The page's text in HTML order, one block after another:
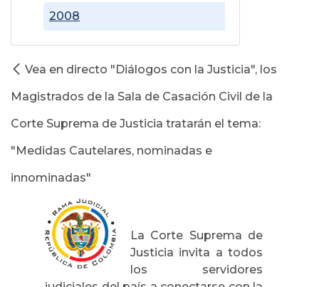
2008
Vea en directo "Diálogos con la Justicia", los
Magistrados de la Sala de Casación Civil de la
Corte Suprema de Justicia tratarán el tema:
"Medidas Cautelares, nominadas e
innominadas"
La Corte Suprema de
Justicia invita a todos
los servidores